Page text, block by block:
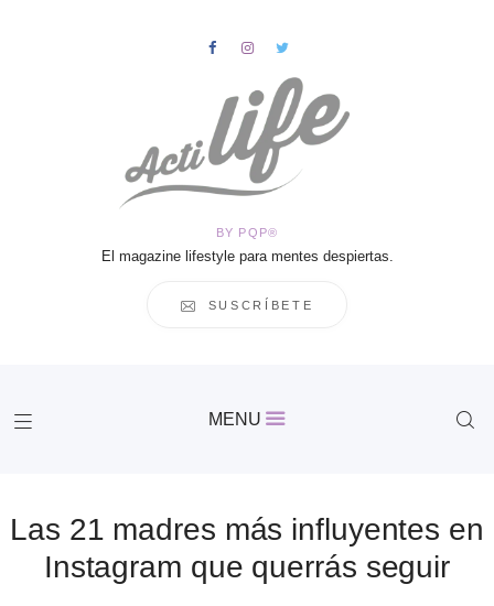
BY PQP®
El magazine lifestyle para mentes despiertas.
SUSCRÍBETE
MENU
Las 21 madres más influyentes en
Instagram que querrás seguir
HOME
Salud